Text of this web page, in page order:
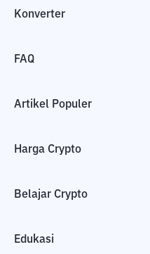
Konverter
FAQ
Artikel Populer
Harga Crypto
Belajar Crypto
Edukasi